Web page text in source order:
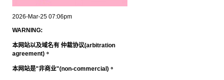
2026-Mar-25 07:06pm
WARNING:
本网站以及域名有 仲裁协议(arbitration
agreement)。
本网站是"非商业"(non-commercial)。